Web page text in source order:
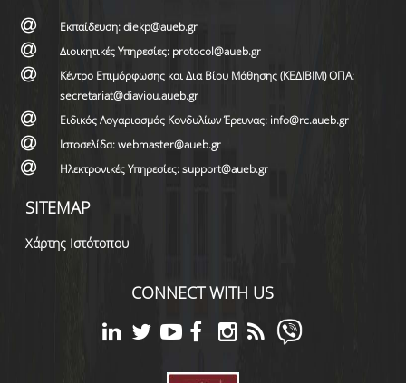
Εκπαίδευση: diekp@aueb.gr
Διοικητικές Υπηρεσίες: protocol@aueb.gr
Κέντρο Επιμόρφωσης και Δια Βίου Μάθησης (ΚΕΔΙΒΙΜ) ΟΠΑ:
secretariat@diaviou.aueb.gr
Ειδικός Λογαριασμός Κονδυλίων Έρευνας: info@rc.aueb.gr
Ιστοσελίδα: webmaster@aueb.gr
Ηλεκτρονικές Υπηρεσίες: support@aueb.gr
SITEMAP
Χάρτης Ιστότοπου
CONNECT WITH US